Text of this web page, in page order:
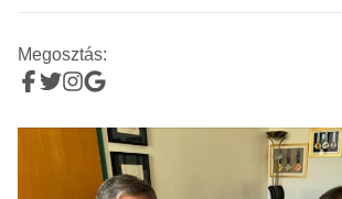
Megosztás: